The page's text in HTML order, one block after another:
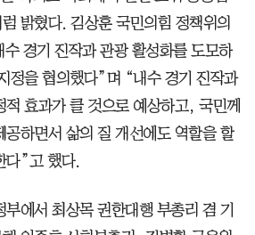
밝혔다. 김상훈 국민의힘 정책위의
경기 진작과 관광 활성화를 도모하
정을 협의했다”며 “내수 경기 진작과
적 효과가 클 것으로 예상하고, 국민께
공하면서 삶의 질 개선에도 역할을 할
다”고 했다.
에서 최상목 권한대행 부총리 겸 기